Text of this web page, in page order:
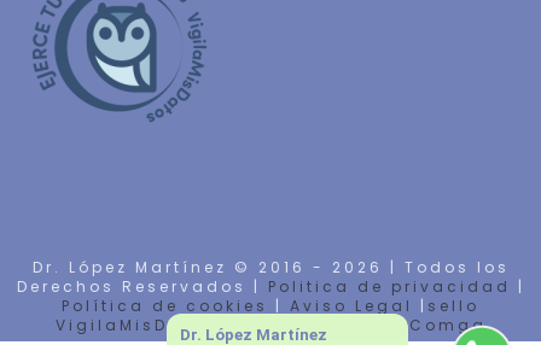
Dr. López Martínez © 2016 - 2026 | Todos los
Derechos Reservados | Politica de privacidad
|
Política de cookies
| Aviso Legal | sello
VigilaMisDatos | Diseño Web porComga
Dr. López Martínez